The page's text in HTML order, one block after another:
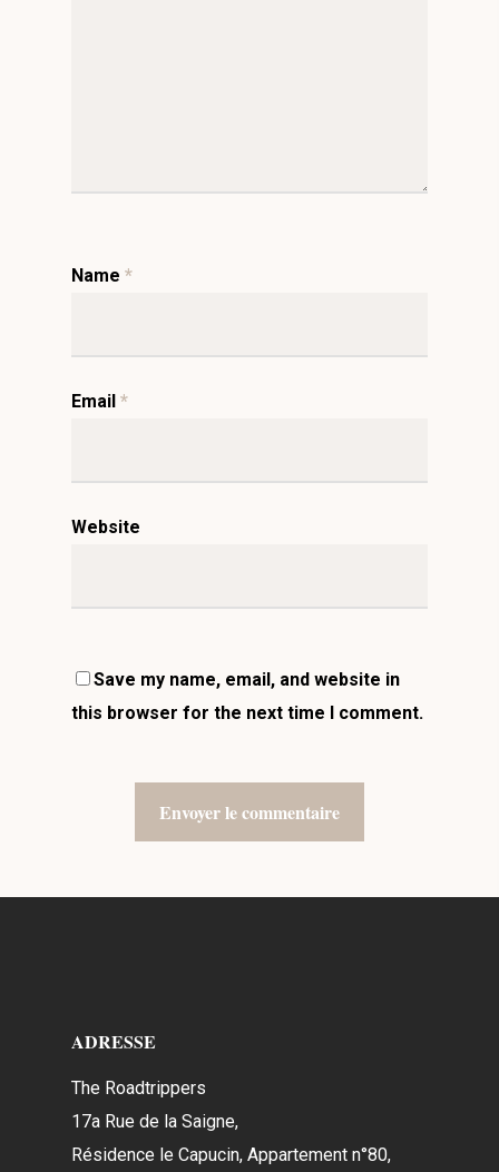
Name *
Email *
Website
Save my name, email, and website in
this browser for the next time I comment.
ADRESSE
The Roadtrippers
17a Rue de la Saigne,
Résidence le Capucin, Appartement n°80,